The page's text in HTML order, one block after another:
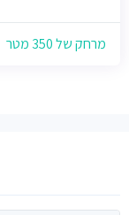
מרחק של 350 מטר